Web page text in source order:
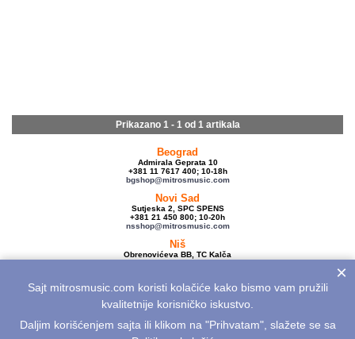
Prikazano 1 - 1 od 1 artikala
Beograd
Admirala Geprata 10
+381 11 7617 400; 10-18h
bgshop@mitrosmusic.com
Novi Sad
Sutjeska 2, SPC SPENS
+381 21 450 800; 10-20h
nsshop@mitrosmusic.com
Niš
Obrenovićeva BB, TC Kalča
Veleprodaja
Admirala Geprata 10,
Beograd
info@mitrosmusic.com
×
Sajt mitrosmusic.com koristi kolačiće kako bismo vam pružili
kvalitetnije korisničko iskustvo.
Daljim korišćenjem sajta ili klikom na "Prihvatam", slažete se sa